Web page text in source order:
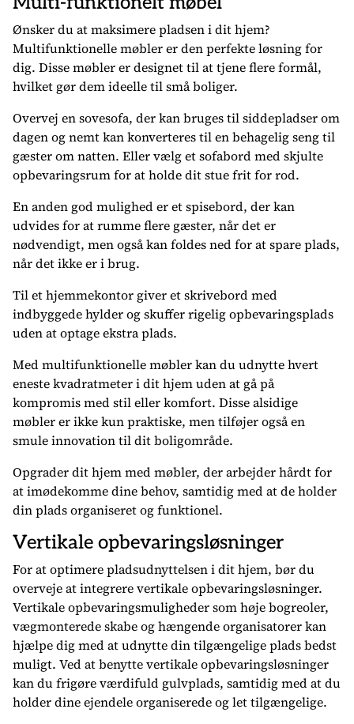
Ønsker du at maksimere pladsen i dit hjem?
Multifunktionelle møbler er den perfekte løsning for
dig. Disse møbler er designet til at tjene flere formål,
hvilket gør dem ideelle til små boliger.
Overvej en sovesofa, der kan bruges til siddepladser om
dagen og nemt kan konverteres til en behagelig seng til
gæster om natten. Eller vælg et sofabord med skjulte
opbevaringsrum for at holde dit stue frit for rod.
En anden god mulighed er et spisebord, der kan
udvides for at rumme flere gæster, når det er
nødvendigt, men også kan foldes ned for at spare plads,
når det ikke er i brug.
Til et hjemmekontor giver et skrivebord med
indbyggede hylder og skuffer rigelig opbevaringsplads
uden at optage ekstra plads.
Med multifunktionelle møbler kan du udnytte hvert
eneste kvadratmeter i dit hjem uden at gå på
kompromis med stil eller komfort. Disse alsidige
møbler er ikke kun praktiske, men tilføjer også en
smule innovation til dit boligområde.
Opgrader dit hjem med møbler, der arbejder hårdt for
at imødekomme dine behov, samtidig med at de holder
din plads organiseret og funktionel.
Vertikale opbevaringsløsninger
For at optimere pladsudnyttelsen i dit hjem, bør du
overveje at integrere vertikale opbevaringsløsninger.
Vertikale opbevaringsmuligheder som høje bogreoler,
vægmonterede skabe og hængende organisatorer kan
hjælpe dig med at udnytte din tilgængelige plads bedst
muligt. Ved at benytte vertikale opbevaringsløsninger
kan du frigøre værdifuld gulvplads, samtidig med at du
holder dine ejendele organiserede og let tilgængelige.